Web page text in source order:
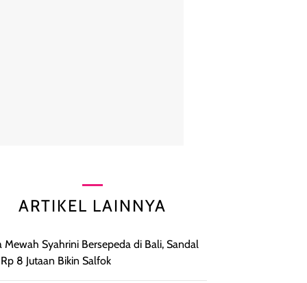
ARTIKEL LAINNYA
Mewah Syahrini Bersepeda di Bali, Sandal
Rp 8 Jutaan Bikin Salfok